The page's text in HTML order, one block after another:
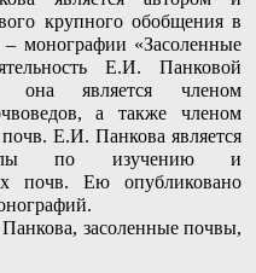
крупного обобщения в
– монографии «Засоленные
Е.И. Панковой
является членом
а также членом
Е.И. Панкова является
по изучению и
почв. Ею опубликовано
засоленные почвы,